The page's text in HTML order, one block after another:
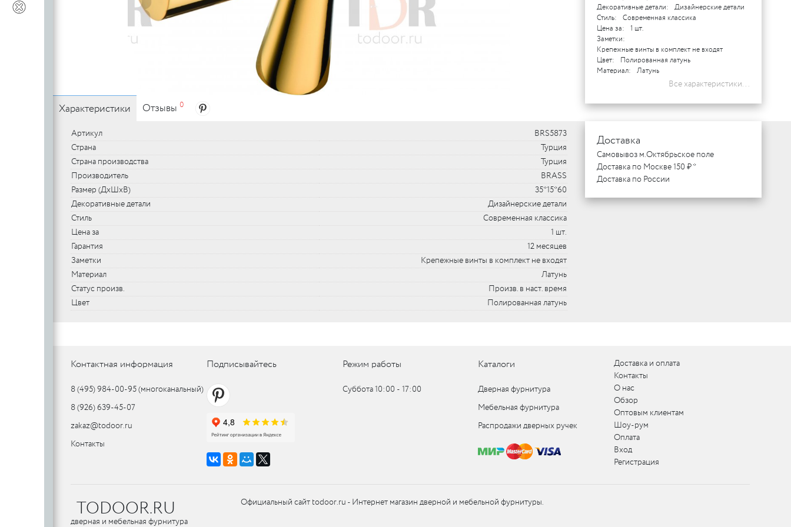
- раковины
- врезные (купе)
Мебельные ручки
- погонаж
Выведенный из каталога товар
Выведенный из каталога товар
Декоративные детали:
Дизайнерские детали
Стиль:
Современная классика
Цена за:
1 шт.
Заметки:
Крепежные винты в комплект не входят
Цвет:
Полированная латунь
Материал:
Латунь
Все характеристики...
Доставка
Самовывоз м.Октябрьское поле
Доставка по Москве 150 ₽ *
Доставка по России
Характеристики
Артикул
BRS5873
Страна
Турция
Страна производства
Турция
Производитель
BRASS
Размер (ДхШхВ)
35*15*60
Декоративные детали
Дизайнерские детали
Стиль
Современная классика
Цена за
1 шт.
Гарантия
12 месяцев
Заметки
Крепежные винты в комплект не входят
Материал
Латунь
Статус произв.
Произв. в наст. время
Цвет
Полированная латунь
Отзывы 0
Контактная информация
8 (495) 984-00-95(многоканальный)
8 (926) 639-45-07
zakaz@todoor.ru
Контакты
Подписывайтесь Режим работы
Суббота 10:00 ‑ 17:00
Каталоги
Дверная фурнитура
Мебельная фурнитура
Распродажи дверных ручек
Доставка и оплата
Контакты
О нас
Обзор
Оптовым клиентам
Шоу-рум
Оплата
Вход
Регистрация
TODOOR.RU
дверная и мебельная фурнитура
Официальный сайт todoor.ru - Интернет магазин дверной и мебельной фурнитуры.